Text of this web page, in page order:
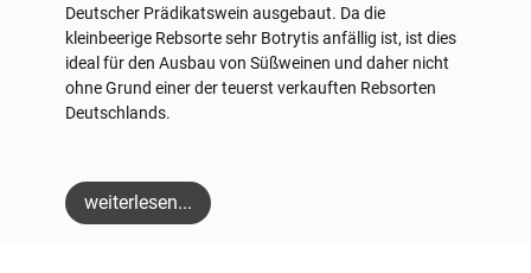
Deutscher Prädikatswein ausgebaut. Da die
kleinbeerige Rebsorte sehr Botrytis anfällig ist, ist dies
ideal für den Ausbau von Süßweinen und daher nicht
ohne Grund einer der teuerst verkauften Rebsorten
Deutschlands.
weiterlesen...